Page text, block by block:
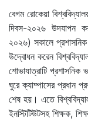
বেগম রোকেয়া
দিবস-২০২৬ উদযাপন
২০২৬) সকালে প্রশাসনিক
উদ্বোধন করেন
শোভাযাত্রাটি
ঘুরে ক্যাম্পাসের প্রধান
শেষ হয়। এতে
ইনস্টিটিউটসহ শিক্ষক,